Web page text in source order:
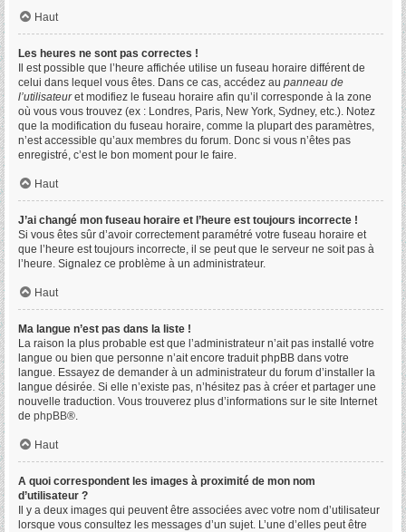
Haut
Les heures ne sont pas correctes !
Il est possible que l’heure affichée utilise un fuseau horaire différent de
celui dans lequel vous êtes. Dans ce cas, accédez au panneau de
l’utilisateuret modifiez le fuseau horaire afin qu’il corresponde à la zone
où vous vous trouvez (ex : Londres, Paris, New York, Sydney, etc.). Notez
que la modification du fuseau horaire, comme la plupart des paramètres,
n’est accessible qu’aux membres du forum. Donc si vous n’êtes pas
enregistré, c’est le bon moment pour le faire.
Haut
J’ai changé mon fuseau horaire et l’heure est toujours incorrecte !
Si vous êtes sûr d’avoir correctement paramétré votre fuseau horaire et
que l’heure est toujours incorrecte, il se peut que le serveur ne soit pas à
l’heure. Signalez ce problème à un administrateur.
Haut
Ma langue n’est pas dans la liste !
La raison la plus probable est que l’administrateur n’ait pas installé votre
langue ou bien que personne n’ait encore traduit phpBB dans votre
langue. Essayez de demander à un administrateur du forum d’installer la
langue désirée. Si elle n’existe pas, n’hésitez pas à créer et partager une
nouvelle traduction. Vous trouverez plus d’informations sur le site Internet
de phpBB®.
Haut
A quoi correspondent les images à proximité de mon nom
d’utilisateur ?
Il y a deux images qui peuvent être associées avec votre nom d’utilisateur
lorsque vous consultez les messages d’un sujet. L’une d’elles peut être